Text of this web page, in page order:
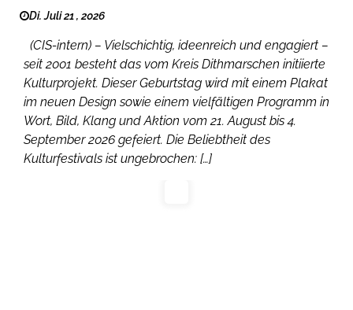
Di. Juli 21 , 2026
(CIS-intern) – Vielschichtig, ideenreich und engagiert –
seit 2001 besteht das vom Kreis Dithmarschen initiierte
Kulturprojekt. Dieser Geburtstag wird mit einem Plakat
im neuen Design sowie einem vielfältigen Programm in
Wort, Bild, Klang und Aktion vom 21. August bis 4.
September 2026 gefeiert. Die Beliebtheit des
Kulturfestivals ist ungebrochen: […]